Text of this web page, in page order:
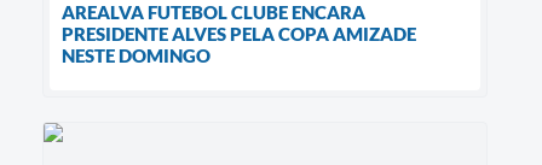
AREALVA FUTEBOL CLUBE ENCARA
PRESIDENTE ALVES PELA COPA AMIZADE
NESTE DOMINGO